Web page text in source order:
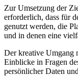
Zur Umsetzung der
erforderlich, dass für
genutzt werden, die
und in denen eine
Der kreative Umgang
Einblicke in Fragen
persönlicher Daten